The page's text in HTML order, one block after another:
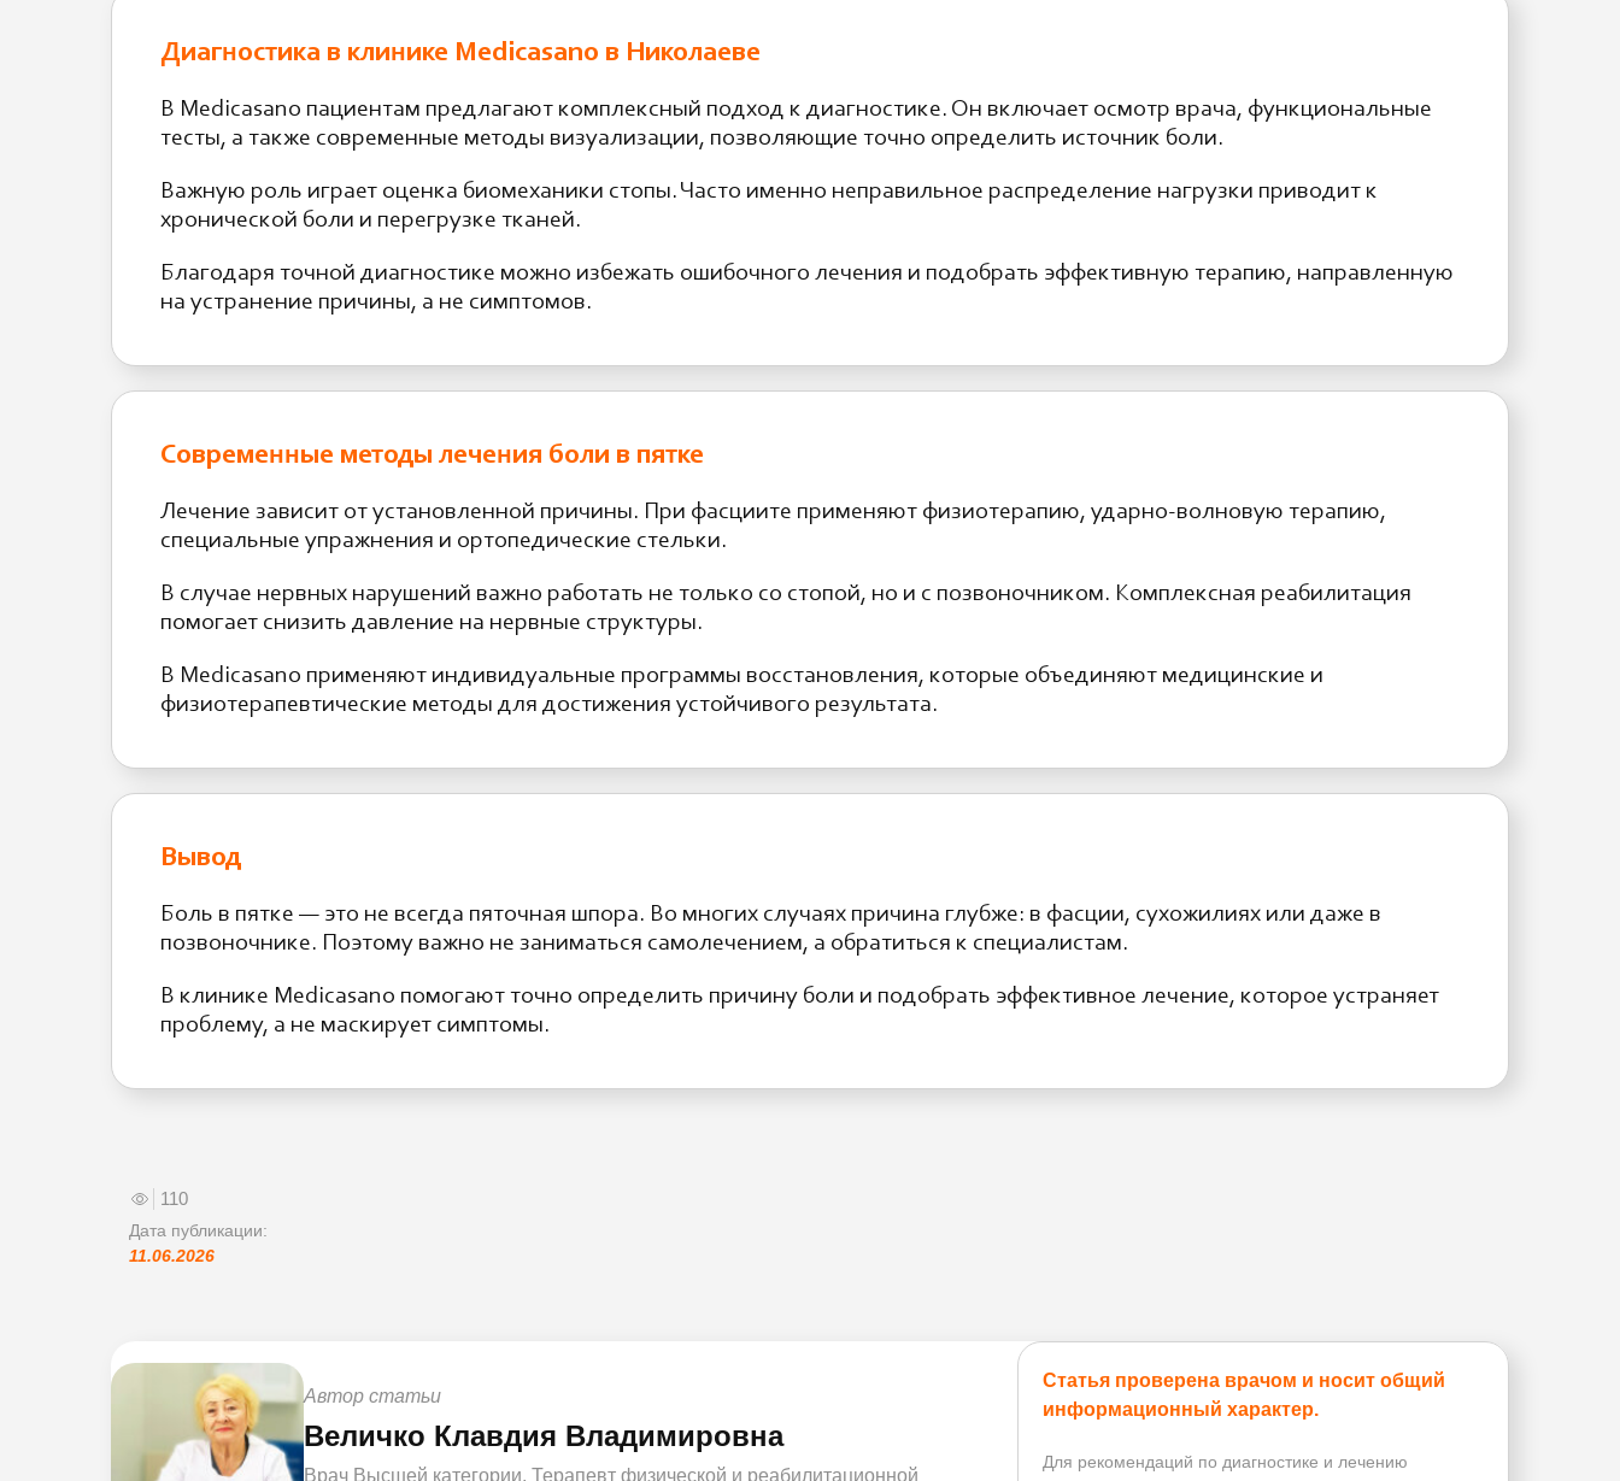
Диагностика в клинике Medicasano в Николаеве
В Medicasano пациентам предлагают комплексный подход к диагностике. Он включает осмотр врача, функциональные
тесты, а также современные методы визуализации, позволяющие точно определить источник боли.
Важную роль играет оценка биомеханики стопы. Часто именно неправильное распределение нагрузки приводит к
хронической боли и перегрузке тканей.
Благодаря точной диагностике можно избежать ошибочного лечения и подобрать эффективную терапию, направленную
на устранение причины, а не симптомов.
Современные методы лечения боли в пятке
Лечение зависит от установленной причины. При фасциите применяют физиотерапию, ударно-волновую терапию,
специальные упражнения и ортопедические стельки.
В случае нервных нарушений важно работать не только со стопой, но и с позвоночником. Комплексная реабилитация
помогает снизить давление на нервные структуры.
В Medicasano применяют индивидуальные программы восстановления, которые объединяют медицинские и
физиотерапевтические методы для достижения устойчивого результата.
Вывод
Боль в пятке — это не всегда пяточная шпора. Во многих случаях причина глубже: в фасции, сухожилиях или даже в
позвоночнике. Поэтому важно не заниматься самолечением, а обратиться к специалистам.
В клинике Medicasano помогают точно определить причину боли и подобрать эффективное лечение, которое устраняет
проблему, а не маскирует симптомы.
110
Дата публикации:
11.06.2026
Автор статьи
Величко Клавдия Владимировна
Врач Высшей категории, Терапевт физической и реабилитационной
Статья проверена врачом и носит общий
информационный характер.
Для рекомендаций по диагностике и лечению